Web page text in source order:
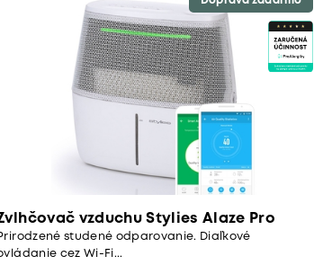
vzduchu Stylies Alaze Pro
studené odparovanie. Diaľkové
cez Wi-Fi...